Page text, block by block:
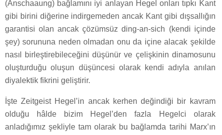
(Anschaaung) bağlamını iyi anlayan Hegel onları tıpkı Kant
gibi birini diğerine indirgemeden ancak Kant gibi dışsallığın
garantisi olan ancak çözümsüz ding-an-sich (kendi içinde
şey) sorununa neden olmadan onu da içine alacak şekilde
nasıl birleştirebileceğini düşünür ve çelişkinin dinamosunu
oluşturduğu oluşun düşüncesi olarak kendi adıyla anılan
diyalektik fikrini geliştirir.
İşte Zeitgeist Hegel’in ancak kerhen değindiği bir kavram
olduğu hâlde bizim Hegel’den fazla Hegelci olarak
anladığımız şekliyle tam olarak bu bağlamda tarihi Marx’ın